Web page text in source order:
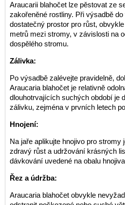
Araucarii blahočet lze pěstovat ze
zakořeněné rostliny. Při výsadbě
dostatečný prostor pro růst,
metrů mezi stromy, v závislosti na
dospělého stromu.
Zálivka:
Po výsadbě zalévejte pravidelně,
Araucaria blahočet je relativně
dlouhotrvajících suchých období je
zálivku, zejména v prvních letech
Hnojení:
Na jaře aplikujte hnojivo pro stromy
zdravý růst a udržování krásných
dávkování uvedené na obalu
Řez a údržba:
Araucaria blahočet obvykle